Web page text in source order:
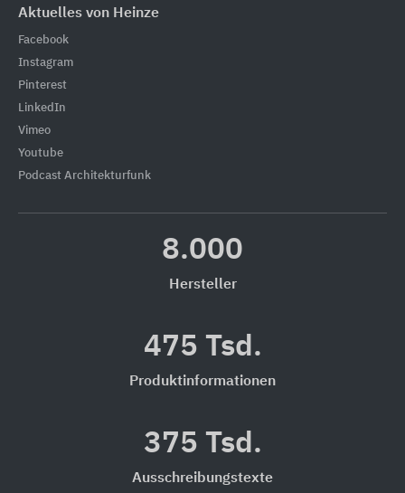
Aktuelles von Heinze
Facebook
Instagram
Pinterest
LinkedIn
Vimeo
Youtube
Podcast Architekturfunk
8.000
Hersteller
475 Tsd.
Produktinformationen
375 Tsd.
Ausschreibungstexte